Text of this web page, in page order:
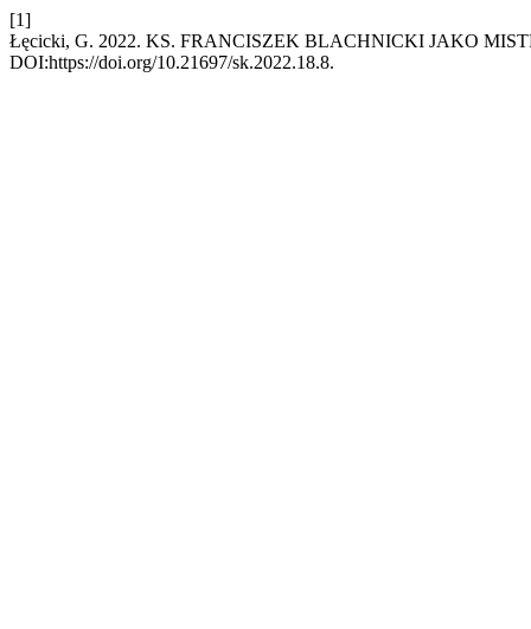
[1]
Łęcicki, G. 2022. KS. FRANCISZEK BLACHNICKI JAKO
DOI:https://doi.org/10.21697/sk.2022.18.8.